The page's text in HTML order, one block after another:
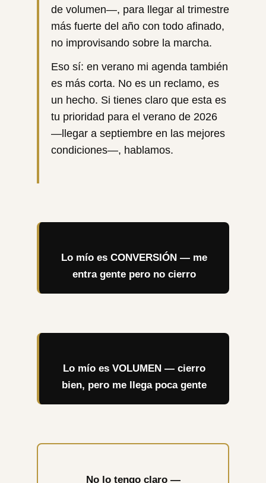
de volumen—, para llegar al trimestre
más fuerte del año con todo afinado,
no improvisando sobre la marcha.
Eso sí: en verano mi agenda también
es más corta. No es un reclamo, es
un hecho. Si tienes claro que esta es
tu prioridad para el verano de 2026
—llegar a septiembre en las mejores
condiciones—, hablamos.
Lo mío es CONVERSIÓN — me
entra gente pero no cierro
Lo mío es VOLUMEN — cierro
bien, pero me llega poca gente
No lo tengo claro —